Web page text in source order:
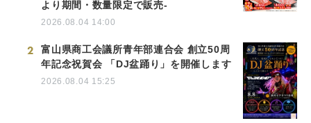
より期間・数量限定で販売-
2026.08.04 14:00
2
富山県商工会議所青年部連合会 創立50周
年記念祝賀会 「DJ盆踊り」を開催します
2026.08.04 15:25